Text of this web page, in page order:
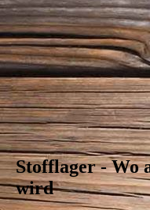
pexels-ono-kosuki-
Stofflager - Wo
wird